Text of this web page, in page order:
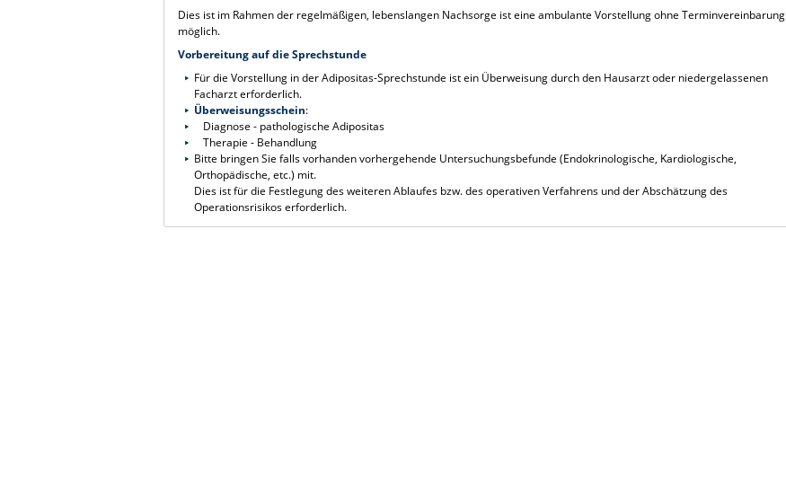
Dies ist im Rahmen der regelmäßigen, lebenslangen Nachsorge ist eine ambulante Vorstellung ohne Terminvereinbarung
möglich.
Vorbereitung auf die Sprechstunde
Für die Vorstellung in der Adipositas-Sprechstunde ist ein Überweisung durch den Hausarzt oder niedergelassenen
Facharzt erforderlich.
Überweisungsschein:
Diagnose - pathologische Adipositas
Therapie - Behandlung
Bitte bringen Sie falls vorhanden vorhergehende Untersuchungsbefunde (Endokrinologische, Kardiologische,
Orthopädische, etc.) mit.
Dies ist für die Festlegung des weiteren Ablaufes bzw. des operativen Verfahrens und der Abschätzung des
Operationsrisikos erforderlich.